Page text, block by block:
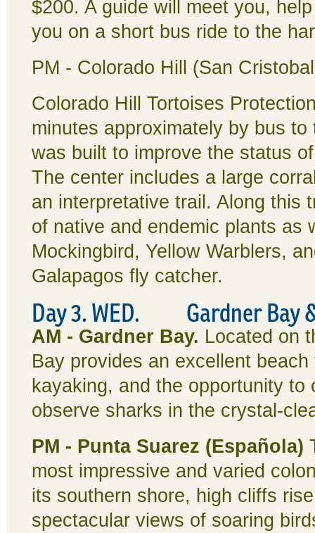
$200. A guide will meet you,
you on a short bus ride to the
PM - Colorado Hill (San
Colorado Hill Tortoises
minutes approximately by bus
was built to improve the status
The center includes a large
an interpretative trail. Along this
of native and endemic plants as
Mockingbird, Yellow Warblers,
Galapagos fly catcher.
Day 3. WED. Gardner Bay
AM - Gardner Bay. Located on
Bay provides an excellent
kayaking, and the opportunity
observe sharks in the crystal-
PM - Punta Suarez (Española)
most impressive and varied
its southern shore, high cliffs
spectacular views of soaring